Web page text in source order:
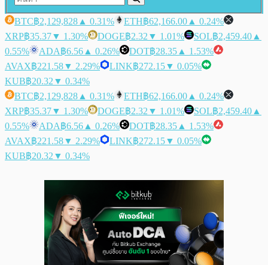
BTC฿2,129,828 ▲ 0.31% ETH฿62,166.00 ▲ 0.24%
XRP฿35.37▼ 1.30% DOGE฿2.32 ▼ 1.01% SOL฿2,459.40 ▲
0.55%
ADA฿6.56 ▲ 0.26% DOT฿28.35 ▲ 1.53%
AVAX฿221.58▼ 2.29% LINK฿272.15▼ 0.05%
KUB฿20.32 ▼ 0.34%
BTC฿2,129,828 ▲ 0.31% ETH฿62,166.00 ▲ 0.24%
XRP฿35.37▼ 1.30% DOGE฿2.32 ▼ 1.01% SOL฿2,459.40 ▲
0.55%
ADA฿6.56 ▲ 0.26% DOT฿28.35 ▲ 1.53%
AVAX฿221.58▼ 2.29% LINK฿272.15▼ 0.05%
KUB฿20.32 ▼ 0.34%